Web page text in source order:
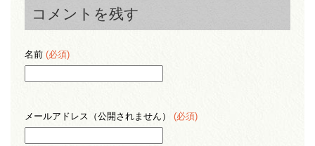
コメントを残す
名前 (必須)
メールアドレス（公開されません） (必須)